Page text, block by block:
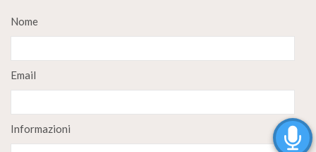
Nome
Email
Informazioni